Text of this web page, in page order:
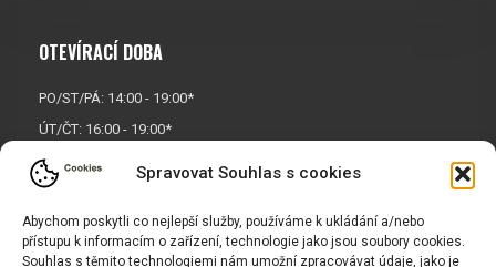
Spravovat Souhlas s cookies
Abychom poskytli co nejlepší služby, používáme k ukládání a/nebo
přístupu k informacím o zařízení, technologie jako jsou soubory cookies.
Souhlas s těmito technologiemi nám umožní zpracovávat údaje, jako je
OTEVÍRACÍ DOBA
PO/ST/PÁ: 14:00 - 19:00*
ÚT/ČT: 16:00 - 19:00*
Sobota: 9:00 - 17:00*
Neděle:
* Říjen, listopad a prosinec
OTEVŘENO POUZE
PO/ST/PÁ